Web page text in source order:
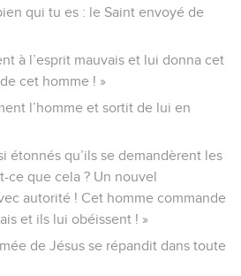
qui tu es : le Saint envoyé de
à l’esprit mauvais et lui donna cet
cet homme ! »
l’homme et sortit de lui en
étonnés qu’ils se demandèrent les
ce que cela ? Un nouvel
autorité ! Cet homme commande
et ils lui obéissent ! »
de Jésus se répandit dans toute